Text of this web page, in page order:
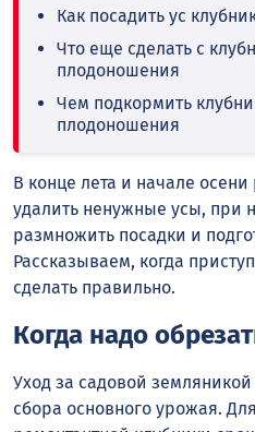
Как посадить ус
Что еще сделать с
плодоношения
Чем подкормить
плодоношения
В конце лета и начале
удалить ненужные усы, при
размножить посадки и
Рассказываем, когда
сделать правильно.
Когда надо
Уход за садовой
сбора основного урожая.